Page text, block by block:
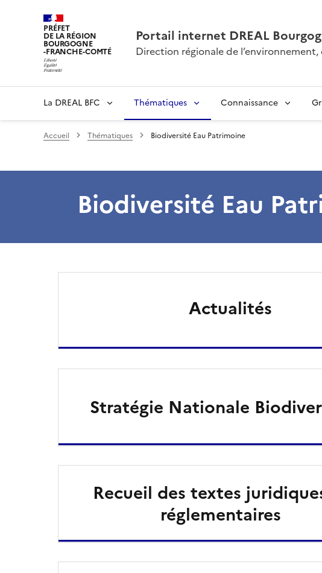
PRÉFET
DE LA RÉGION
BOURGOGNE
-FRANCHE-COMTÉ
Portail internet DREAL
Direction régionale de
La DREAL BFC Thématiques Connaissance
Accueil Thématiques Biodiversité Eau Patrimoine
Biodiversité Eau
Actualités
Stratégie Nationale
Recueil des textes
réglementaires